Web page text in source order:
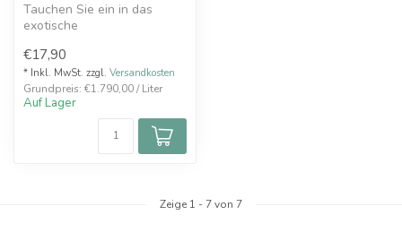
Tauchen Sie ein in das
exotische
dem DAMPFDIDAS
Doppelapf...
€17,90
* Inkl. MwSt. zzgl. Versandkosten
Grundpreis: €1.790,00 / Liter
Auf Lager
Zeige 1 -7von 7